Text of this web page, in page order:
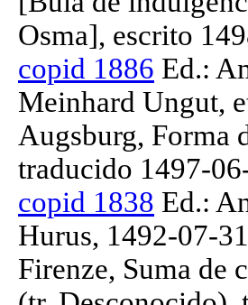
Osma], escrito
copid 1886 Ed.:
Meinhard Ungut,
Augsburg, Forma
traducido 1497-
copid 1838 Ed.:
Hurus, 1492-07-
Firenze, Suma de